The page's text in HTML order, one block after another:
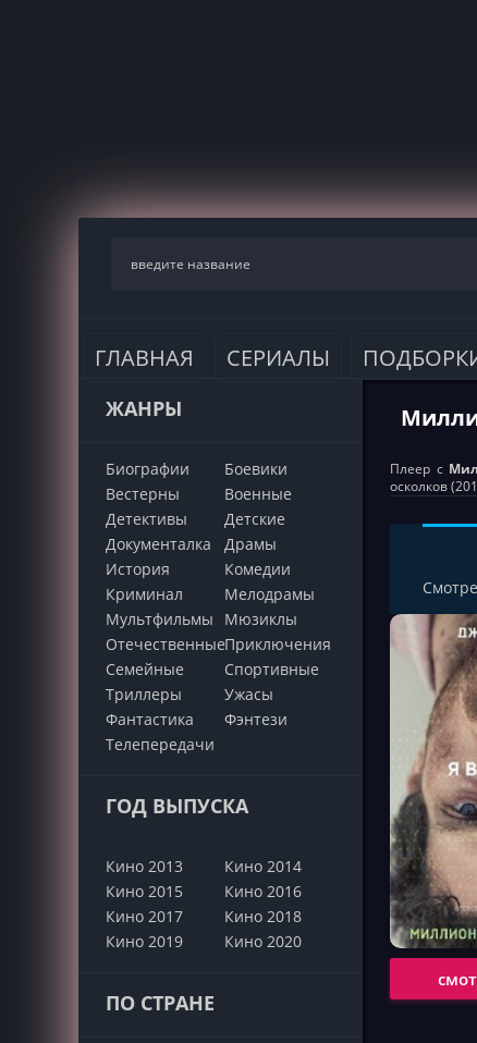
ГЛАВНАЯ СЕРИАЛЫ
ЖАНРЫ
Биографии
Боевики
Вестерны
Военные
Детективы
Детские
Документалка
Драмы
История
Комедии
Криминал
Мелодрамы
Мультфильмы
Мюзиклы
ОтечественныеПриключения
Семейные
Cпортивные
Триллеры
Ужасы
Фантастика
Фэнтези
Телепередачи
ГОД ВЫПУСКА
Кино 2013
Кино 2014
Кино 2015
Кино 2016
Кино 2017
Кино 2018
Кино 2019
Кино 2020
ПО СТРАНЕ
Плеер с
осколков